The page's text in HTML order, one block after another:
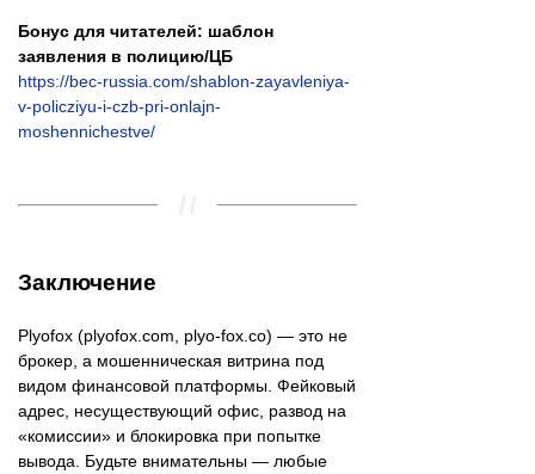
Бонус для читателей: шаблон
заявления в полицию/ЦБ
https://bec-russia.com/shablon-zayavleniya-
v-policziyu-i-czb-pri-onlajn-
moshennichestve/
Заключение
Plyofox (plyofox.com, plyo-fox.co) — это не
брокер, а мошенническая витрина под
видом финансовой платформы. Фейковый
адрес, несуществующий офис, развод на
«комиссии» и блокировка при попытке
вывода. Будьте внимательны — любые